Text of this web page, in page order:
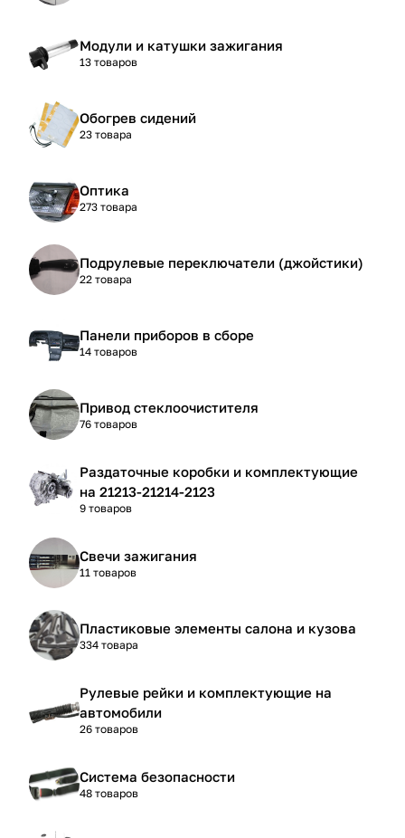
Модули и катушки зажигания
13 товаров
Обогрев сидений
23 товара
Оптика
273 товара
Подрулевые переключатели (джойстики)
22 товара
Панели приборов в сборе
14 товаров
Привод стеклоочистителя
76 товаров
Раздаточные коробки и комплектующие
на 21213-21214-2123
9 товаров
Свечи зажигания
11 товаров
Пластиковые элементы салона и кузова
334 товара
Рулевые рейки и комплектующие на
автомобили
26 товаров
Система безопасности
48 товаров